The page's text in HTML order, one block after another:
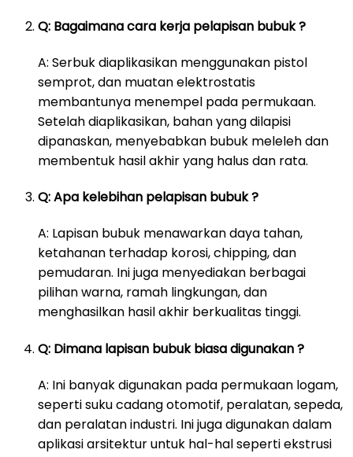
Q: Bagaimana cara kerja pelapisan bubuk ?
A: Serbuk diaplikasikan menggunakan pistol
semprot, dan muatan elektrostatis
membantunya menempel pada permukaan.
Setelah diaplikasikan, bahan yang dilapisi
dipanaskan, menyebabkan bubuk meleleh dan
membentuk hasil akhir yang halus dan rata.
Q: Apa kelebihan pelapisan bubuk ?
A: Lapisan bubuk menawarkan daya tahan,
ketahanan terhadap korosi, chipping, dan
pemudaran. Ini juga menyediakan berbagai
pilihan warna, ramah lingkungan, dan
menghasilkan hasil akhir berkualitas tinggi.
Q: Dimana lapisan bubuk biasa digunakan ?
A: Ini banyak digunakan pada permukaan logam,
seperti suku cadang otomotif, peralatan, sepeda,
dan peralatan industri. Ini juga digunakan dalam
aplikasi arsitektur untuk hal-hal seperti ekstrusi